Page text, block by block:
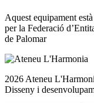
Aquest equipament
per la Federació
de Palomar
2026 Ateneu
Disseny i